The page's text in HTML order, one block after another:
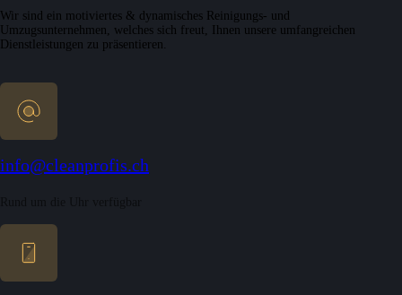
Wir sind ein motiviertes & dynamisches Reinigungs- und
Umzugsunternehmen, welches sich freut, Ihnen unsere umfangreichen
Dienstleistungen zu präsentieren.
info@cleanprofis.ch